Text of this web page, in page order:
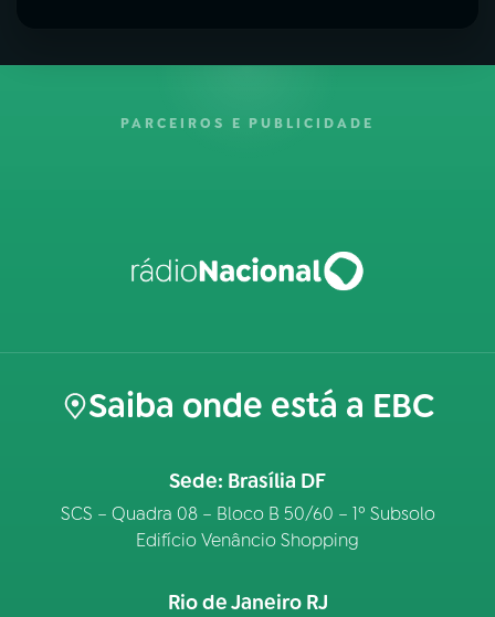
PARCEIROS E PUBLICIDADE
Saiba onde está a EBC
Sede: Brasília DF
SCS – Quadra 08 – Bloco B 50/60 – 1º Subsolo
Edifício Venâncio Shopping
Rio de Janeiro RJ